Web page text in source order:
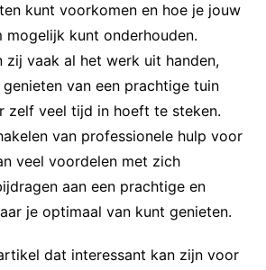
kunt voorkomen en hoe je jouw
mogelijk kunt onderhouden.
zij vaak al het werk uit handen,
van een prachtige tuin
zelf veel tijd in hoeft te steken.
van professionele hulp voor
veel voordelen met zich
aan een prachtige en
je optimaal van kunt genieten.
dat interessant kan zijn voor